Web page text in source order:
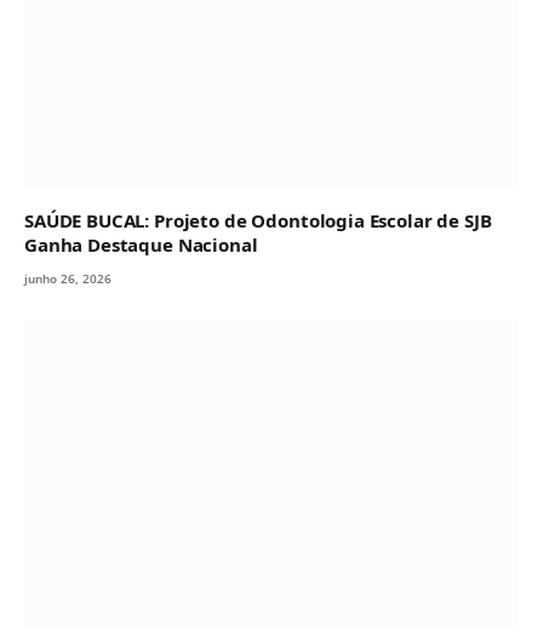
SAÚDE BUCAL: Projeto de Odontologia Escolar de SJB
Ganha Destaque Nacional
junho 26, 2026